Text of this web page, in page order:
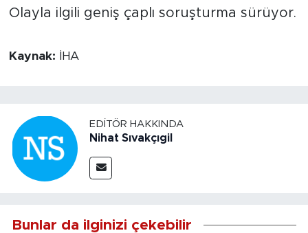
Olayla ilgili geniş çaplı soruşturma sürüyor.
Kaynak: İHA
EDITÖR HAKKINDA
Nihat Sıvakçıgil
Bunlar da ilginizi çekebilir